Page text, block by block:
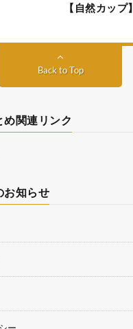
【自然カップ】
Back to Top
め関連リンク
お知らせ